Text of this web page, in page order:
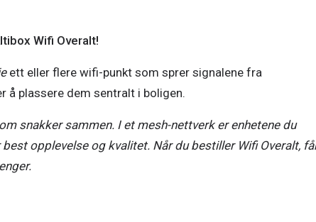
Wifi Overalt!
ett eller flere wifi-punkt som sprer signalene fra
å plassere dem sentralt i boligen.
snakker sammen. I et mesh-nettverk er enhetene du
opplevelse og kvalitet. Når du bestiller Wifi Overalt,